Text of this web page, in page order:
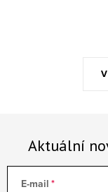
Aktuální
E-mail